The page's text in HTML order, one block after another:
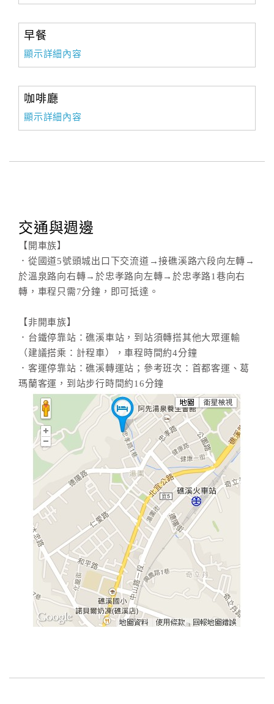
商
品
宣
傳
早餐
顯示詳細內容
咖啡廳
顯示詳細內容
交通與週邊
【開車族】
．從國道5號頭城出口下交流道→接礁溪路六段向左轉→
於溫泉路向右轉→於忠孝路向左轉→於忠孝路1巷向右
轉，車程只需7分鐘，即可抵達。
【非開車族】
．台鐵停靠站：礁溪車站，到站須轉搭其他大眾運輸
（建議搭乘：計程車），車程時間約4分鐘
．客運停靠站：礁溪轉運站；參考班次：首都客運、葛
瑪蘭客運，到站步行時間約16分鐘